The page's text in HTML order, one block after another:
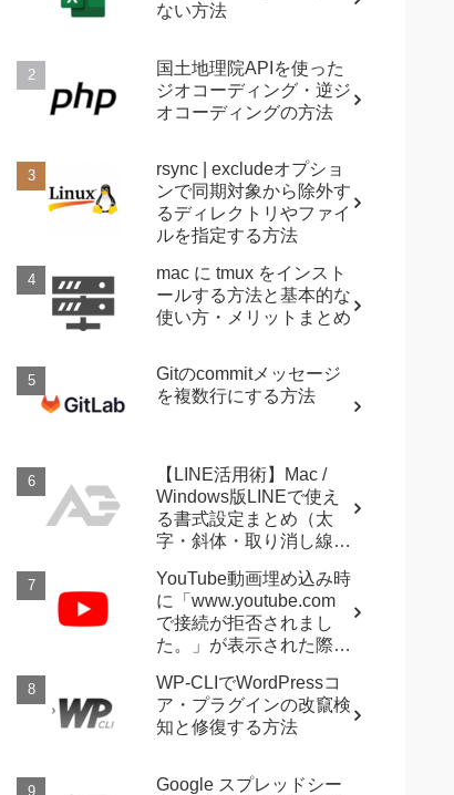
ない方法
国土地理院APIを使った
ジオコーディング・逆ジ
オコーディングの方法
rsync | excludeオプショ
ンで同期対象から除外す
るディレクトリやファイ
ルを指定する方法
mac に tmux をインスト
ールする方法と基本的な
使い方・メリットまとめ
Gitのcommitメッセージ
を複数行にする方法
【LINE活用術】Mac /
Windows版LINEで使え
る書式設定まとめ（太
字・斜体・取り消し線・
YouTube動画埋め込み時
に「www.youtube.com
で接続が拒否されまし
た。」が表示された際に
WP-CLIでWordPressコ
ア・プラグインの改竄検
知と修復する方法
Google スプレッドシー